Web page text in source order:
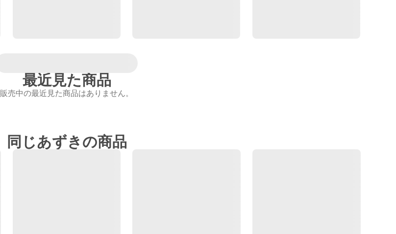
最近見た商品
販売中の最近見た商品はありません。
同じあずきの商品